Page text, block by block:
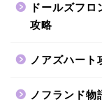
ドールズフ
攻略
ノアズハート
ノフランド物